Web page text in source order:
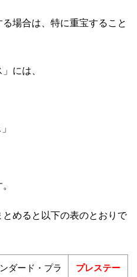
場合は、特に重宝すること
には、
めると以下の表のとおりで
ダード・プラ
プレステー